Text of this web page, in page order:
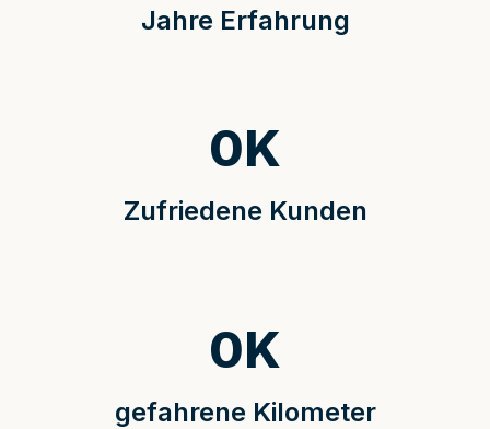
Jahre Erfahrung
Zufriedene Kunden
0K
gefahrene Kilometer
0K